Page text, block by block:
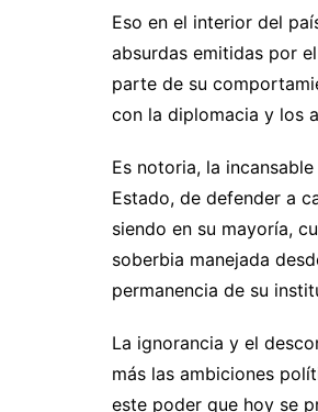
Eso en el interior del
absurdas emitidas por
parte de su
con la diplomacia y los
Es notoria, la
Estado, de defender a
siendo en su mayoría,
soberbia manejada
permanencia de su
La ignorancia y el
más las ambiciones
este poder que hoy se